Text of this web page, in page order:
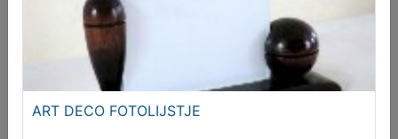
ART DECO FOTOLIJSTJE